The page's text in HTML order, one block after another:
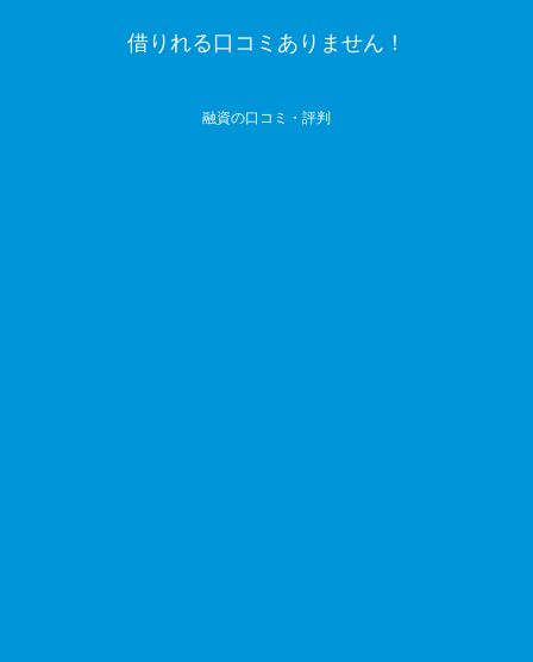
借りれる口コミありません！
融資の口コミ・評判